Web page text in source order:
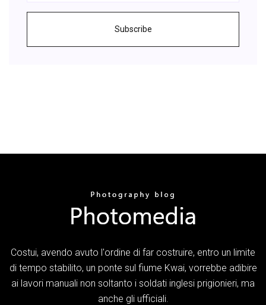
Subscribe
Costui, avendo avuto l'ordine di far costruire, entro un limite
di tempo stabilito, un ponte sul fiume Kwai, vorrebbe adibire
ai lavori manuali non soltanto i soldati inglesi prigionieri, ma
anche gli ufficiali.